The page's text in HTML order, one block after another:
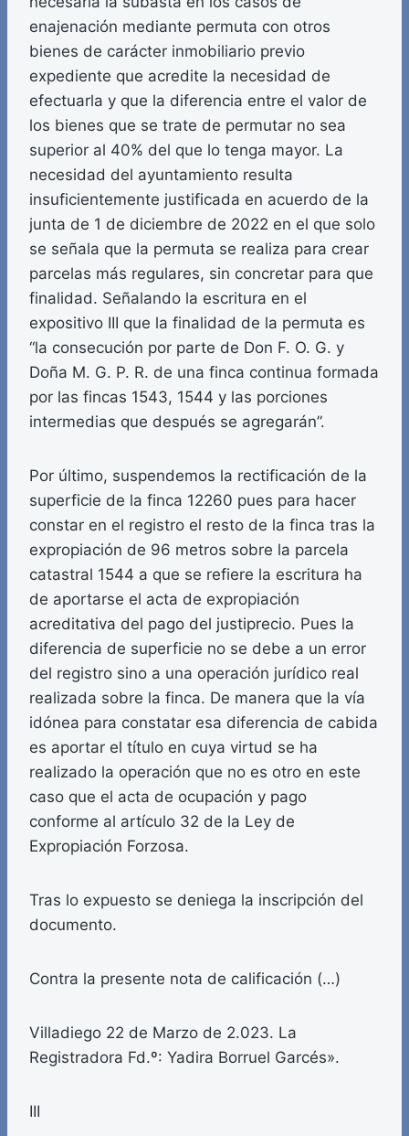
enajenación mediante permuta con otros
bienes de carácter inmobiliario previo
expediente que acredite la necesidad de
efectuarla y que la diferencia entre el valor de
los bienes que se trate de permutar no sea
superior al 40% del que lo tenga mayor. La
necesidad del ayuntamiento resulta
insuficientemente justificada en acuerdo de la
junta de 1 de diciembre de 2022 en el que solo
se señala que la permuta se realiza para crear
parcelas más regulares, sin concretar para que
finalidad. Señalando la escritura en el
expositivo III que la finalidad de la permuta es
“la consecución por parte de Don F. O. G. y
Doña M. G. P. R. de una finca continua formada
por las fincas 1543, 1544 y las porciones
intermedias que después se agregarán”.
Por último, suspendemos la rectificación de la
superficie de la finca 12260 pues para hacer
constar en el registro el resto de la finca tras la
expropiación de 96 metros sobre la parcela
catastral 1544 a que se refiere la escritura ha
de aportarse el acta de expropiación
acreditativa del pago del justiprecio. Pues la
diferencia de superficie no se debe a un error
del registro sino a una operación jurídico real
realizada sobre la finca. De manera que la vía
idónea para constatar esa diferencia de cabida
es aportar el título en cuya virtud se ha
realizado la operación que no es otro en este
caso que el acta de ocupación y pago
conforme al artículo 32 de la Ley de
Expropiación Forzosa.
Tras lo expuesto se deniega la inscripción del
documento.
Contra la presente nota de calificación (…)
Villadiego 22 de Marzo de 2.023. La
Registradora Fd.º: Yadira Borruel Garcés».
III